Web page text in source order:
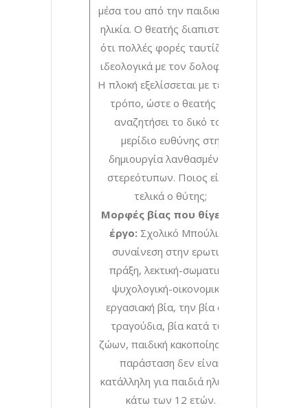
μέσα του από την παιδική του
ηλικία. Ο θεατής διαπιστώνει
ότι πολλές φορές ταυτίζεται
ιδεολογικά με τον δολοφόνο.
Η πλοκή εξελίσσεται με τέτοιο
τρόπο, ώστε o θεατής να
αναζητήσει το δικό του
μερίδιο ευθύνης στη
δημιουργία λανθασμένων
στερεότυπων. Ποιος είναι
τελικά ο θύτης;
Μορφές βίας που θίγει το
έργο: Σχολικό Μπούλιγκ,
συναίνεση στην ερωτική
πράξη, λεκτική-σωματική-
ψυχολογική-οικονομική-
εργασιακή βία, την βία στα
τραγούδια, βία κατά των
ζώων, παιδική κακοποίηση. Η
παράσταση δεν είναι
κατάλληλη για παιδιά ηλικίας
κάτω των 12 ετών.